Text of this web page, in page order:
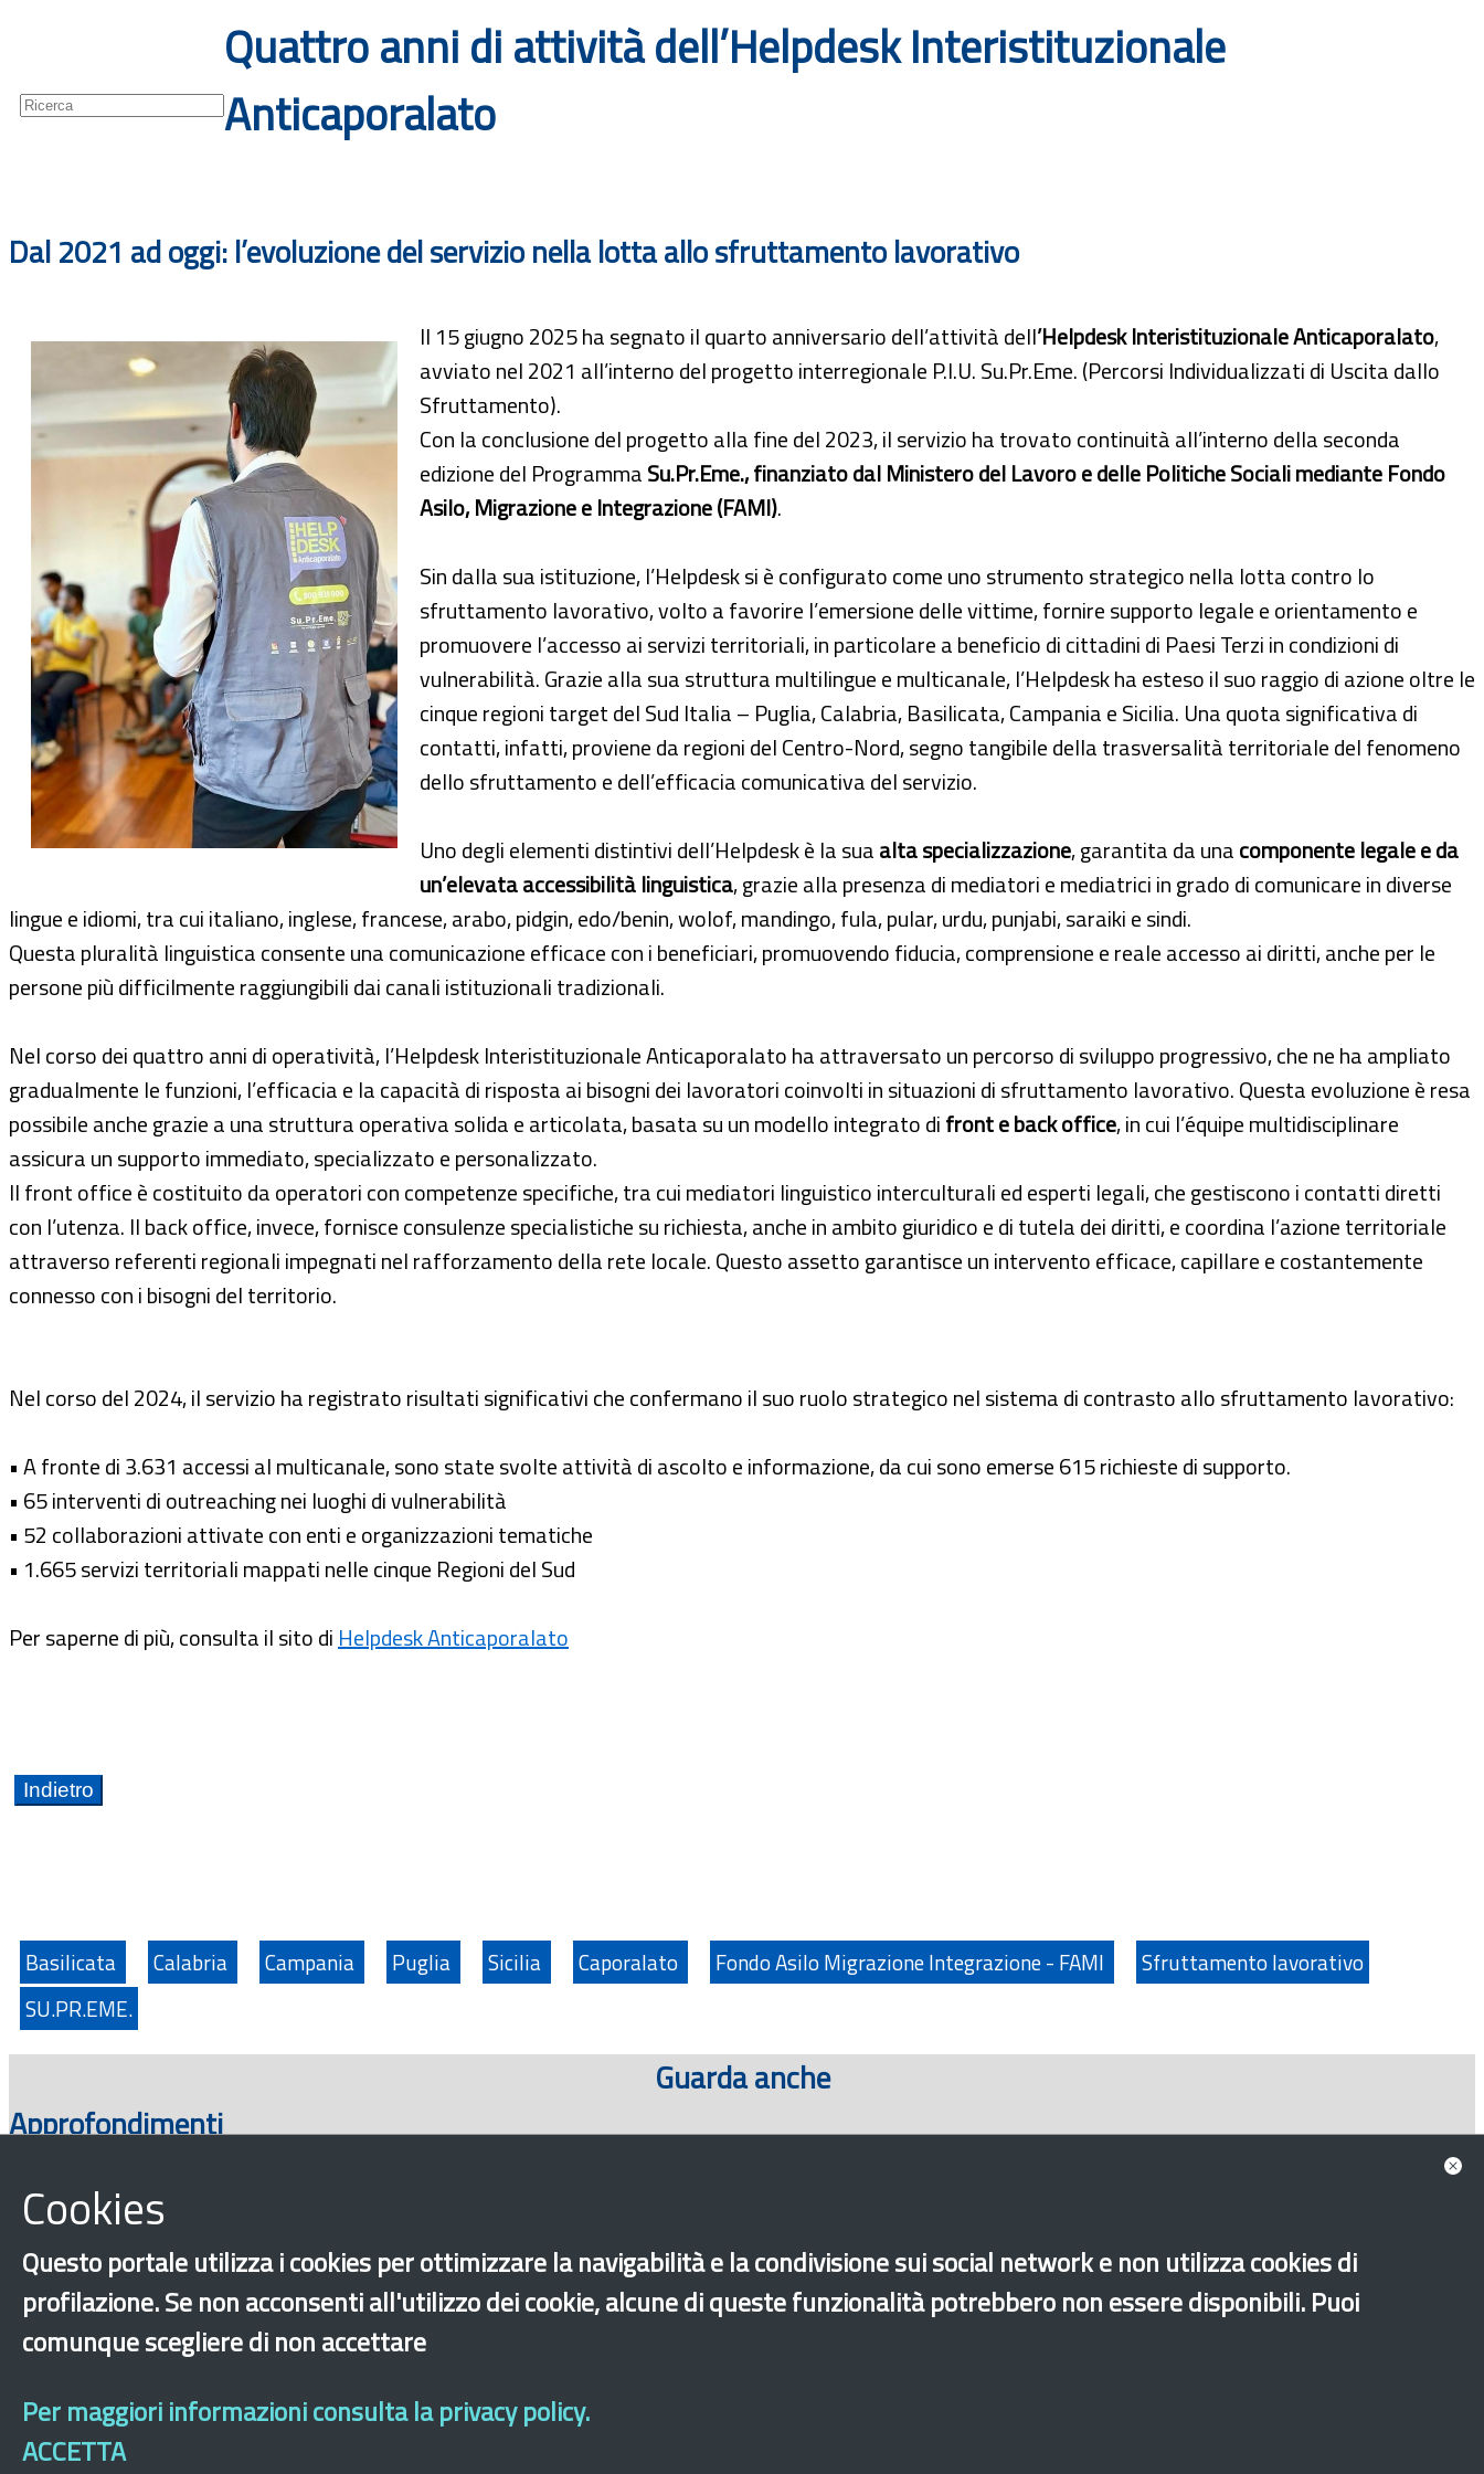
Quattro anni di attività dell’Helpdesk Interistituzionale
Anticaporalato
Dal 2021 ad oggi: l’evoluzione del servizio nella lotta allo sfruttamento lavorativo
Il 15 giugno 2025 ha segnato il quarto anniversario dell’attività dell’Helpdesk Interistituzionale Anticaporalato,
avviato nel 2021 all’interno del progetto interregionale P.I.U. Su.Pr.Eme. (Percorsi Individualizzati di Uscita dallo
Sfruttamento).
Con la conclusione del progetto alla fine del 2023, il servizio ha trovato continuità all’interno della seconda
edizione del ProgrammaSu.Pr.Eme., finanziato dal Ministero del Lavoro e delle Politiche Sociali mediante Fondo
Asilo, Migrazione e Integrazione (FAMI).
Sin dalla sua istituzione, l’Helpdesk si è configurato come uno strumento strategico nella lotta contro lo
sfruttamento lavorativo, volto a favorire l’emersione delle vittime, fornire supporto legale e orientamento e
promuovere l’accesso ai servizi territoriali, in particolare a beneficio di cittadini di Paesi Terzi in condizioni di
vulnerabilità. Grazie alla sua struttura multilingue e multicanale, l’Helpdesk ha esteso il suo raggio di azione oltre le
cinque regioni target del Sud Italia – Puglia, Calabria, Basilicata, Campania e Sicilia. Una quota significativa di
contatti, infatti, proviene da regioni del Centro-Nord, segno tangibile della trasversalità territoriale del fenomeno
dello sfruttamento e dell’efficacia comunicativa del servizio.
Uno degli elementi distintivi dell’Helpdesk è la suaalta specializzazione, garantita da unacomponente legale e da
un’elevata accessibilità linguistica, grazie alla presenza di mediatori e mediatrici in grado di comunicare in diverse
lingue e idiomi, tra cui italiano, inglese, francese, arabo, pidgin, edo/benin, wolof, mandingo, fula, pular, urdu, punjabi, saraiki e sindi.
Questa pluralità linguistica consente una comunicazione efficace con i beneficiari, promuovendo fiducia, comprensione e reale accesso ai diritti, anche per le
persone più difficilmente raggiungibili dai canali istituzionali tradizionali.
Nel corso dei quattro anni di operatività, l’Helpdesk Interistituzionale Anticaporalato ha attraversato un percorso di sviluppo progressivo, che ne ha ampliato
gradualmente le funzioni, l’efficacia e la capacità di risposta ai bisogni dei lavoratori coinvolti in situazioni di sfruttamento lavorativo. Questa evoluzione è resa
possibile anche grazie a una struttura operativa solida e articolata, basata su un modello integrato difront e back office, in cui l’équipe multidisciplinare
assicura un supporto immediato, specializzato e personalizzato.
Il front office è costituito da operatori con competenze specifiche, tra cui mediatori linguistico interculturali ed esperti legali, che gestiscono i contatti diretti
con l’utenza. Il back office, invece, fornisce consulenze specialistiche su richiesta, anche in ambito giuridico e di tutela dei diritti, e coordina l’azione territoriale
attraverso referenti regionali impegnati nel rafforzamento della rete locale. Questo assetto garantisce un intervento efficace, capillare e costantemente
connesso con i bisogni del territorio.
Nel corso del 2024, il servizio ha registrato risultati significativi che confermano il suo ruolo strategico nel sistema di contrasto allo sfruttamento lavorativo:
• A fronte di 3.631 accessi al multicanale, sono state svolte attività di ascolto e informazione, da cui sono emerse 615 richieste di supporto.
• 65 interventi di outreaching nei luoghi di vulnerabilità
• 52 collaborazioni attivate con enti e organizzazioni tematiche
• 1.665 servizi territoriali mappati nelle cinque Regioni del Sud
Per saperne di più, consulta il sito di Helpdesk Anticaporalato
Basilicata Calabria Campania Puglia Sicilia Caporalato Fondo Asilo Migrazione Integrazione - FAMI
Sfruttamento lavorativo
SU.PR.EME.
Guarda anche
Approfondimenti
Cookies
Questo portale utilizza i cookies per ottimizzare la navigabilità e la condivisione sui social network e non utilizza cookies di
profilazione. Se non acconsenti all'utilizzo dei cookie, alcune di queste funzionalità potrebbero non essere disponibili. Puoi
comunque scegliere di non accettare
Per maggiori informazioni consulta la privacy policy.
ACCETTA